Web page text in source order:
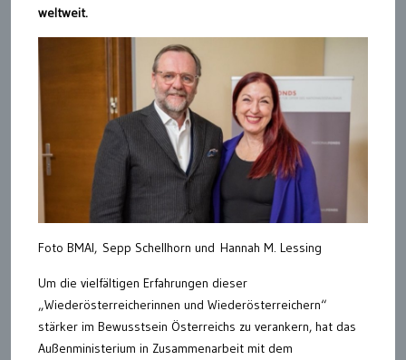
weltweit.
Foto BMAI, Sepp Schellhorn und Hannah M. Lessing
Um die vielfältigen Erfahrungen dieser
„Wiederösterreicherinnen und Wiederösterreichern“
stärker im Bewusstsein Österreichs zu verankern, hat das
Außenministerium in Zusammenarbeit mit dem